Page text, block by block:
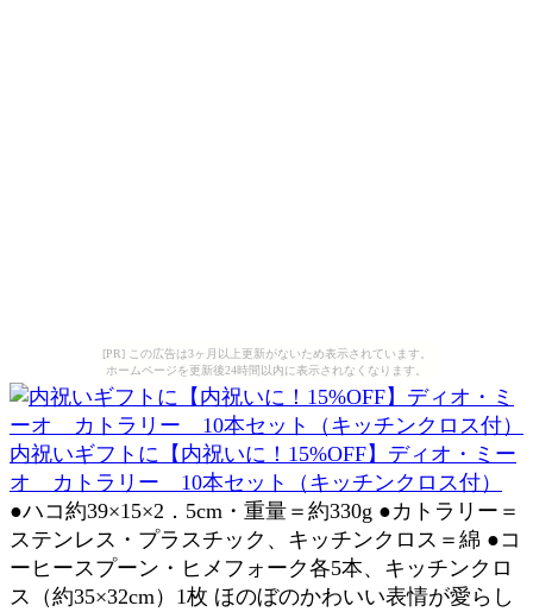
[PR] この広告は3ヶ月以上更新がないため表示されています。
ホームページを更新後24時間以内に表示されなくなります。
内祝いギフトに【内祝いに！15%OFF】ディオ・ミー
オ カトラリー 10本セット（キッチンクロス付）
●ハコ約39×15×2．5cm・重量＝約330g ●カトラリー＝
ステンレス・プラスチック、キッチンクロス＝綿 ●コ
ーヒースプーン・ヒメフォーク各5本、キッチンクロ
ス（約35×32cm）1枚 ほのぼのかわいい表情が愛らし